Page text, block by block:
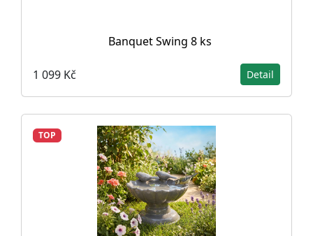
Banquet Swing 8 ks
1 099 Kč Detail
TOP